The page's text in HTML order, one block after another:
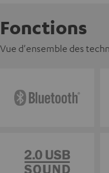
Fonctions
Vue d'ensemble des